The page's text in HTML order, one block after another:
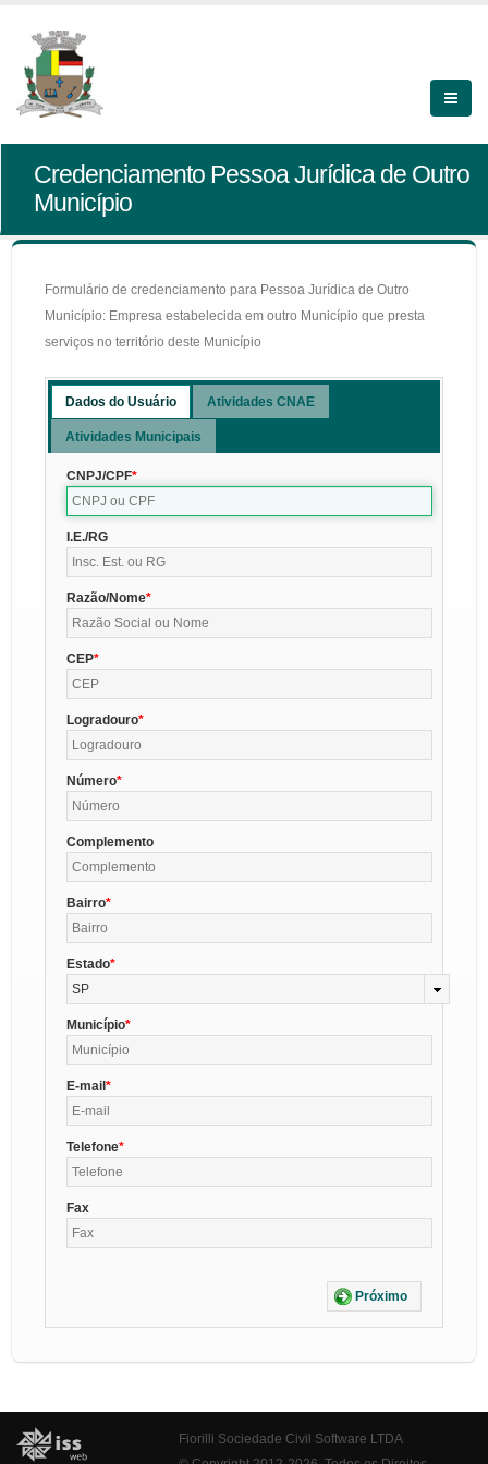
Credenciamento Pessoa Jurídica de Outro
Município
Formulário de credenciamento para Pessoa Jurídica de Outro
Município: Empresa estabelecida em outro Município que presta
serviços no território deste Município
Dados do Usuário Atividades CNAE
Atividades Municipais
CNPJ/CPF
I.E./RG
Razão/Nome
CEP
Logradouro
Número
Complemento
Bairro
Estado
SP
Município
E-mail
Telefone
Fax
Próximo
Fiorilli Sociedade Civil Software LTDA